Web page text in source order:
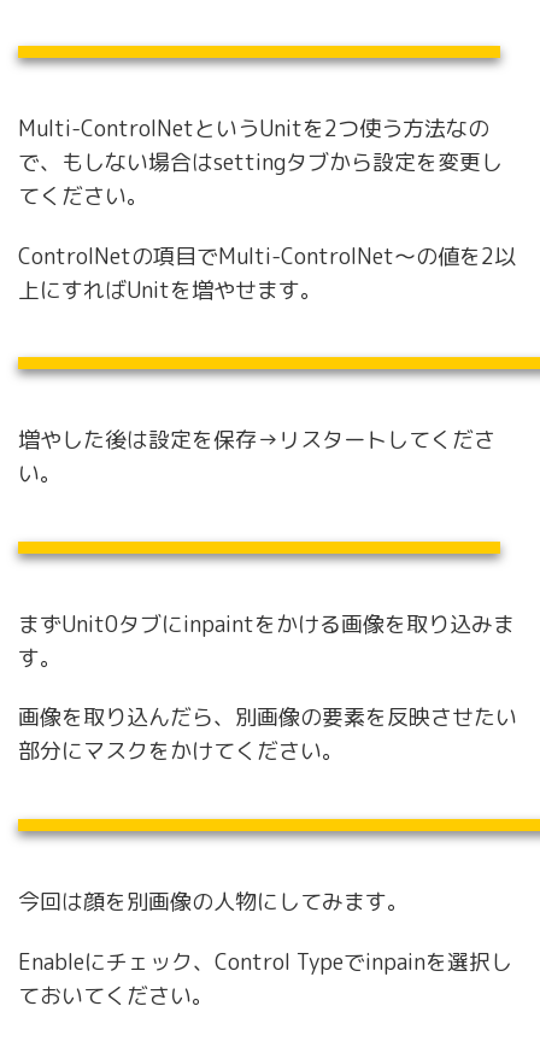
Multi-ControlNetというUnitを2つ使う方法なの
で、もしない場合はsettingタブから設定を変更し
てください。
ControlNetの項目でMulti-ControlNet～の値を2以
上にすればUnitを増やせます。
増やした後は設定を保存→リスタートしてくださ
い。
まずUnit0タブにinpaintをかける画像を取り込みま
す。
画像を取り込んだら、別画像の要素を反映させたい
部分にマスクをかけてください。
今回は顔を別画像の人物にしてみます。
Enableにチェック、Control Typeでinpainを選択し
ておいてください。